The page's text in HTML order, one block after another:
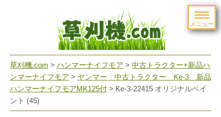
メニュー
草刈機.com > ハンマーナイフモア > 中古トラクター+新品ハ
ンマーナイフモア > ヤンマー 中古トラクター Ke-3 新品
ハンマーナイフモアMK125付 > Ke-3-22415 オリジナルペイ
ント (45)